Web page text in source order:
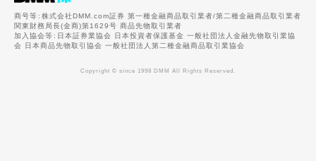
商号等
株式会社DMM.com証券 第一種金融商品取引業者/第二種金融商品取引業者
関東財務局長(金商)第1629号 商品先物取引業者
加入協会等
日本証券業協会 日本投資者保護基金 一般社団法人金融先物取引業協
会 日本商品先物取引協会 一般社団法人第二種金融商品取引業協会
Copyright © since 1998 DMM All Rights Reserved.